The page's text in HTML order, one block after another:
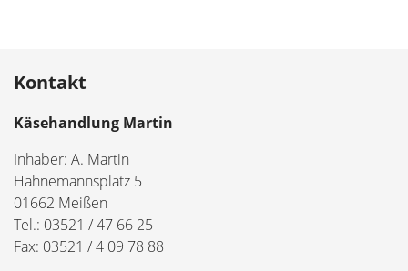
Kontakt
Käsehandlung Martin
Inhaber: A. Martin
Hahnemannsplatz 5
01662 Meißen
Tel.: 03521 / 47 66 25
Fax: 03521 / 4 09 78 88